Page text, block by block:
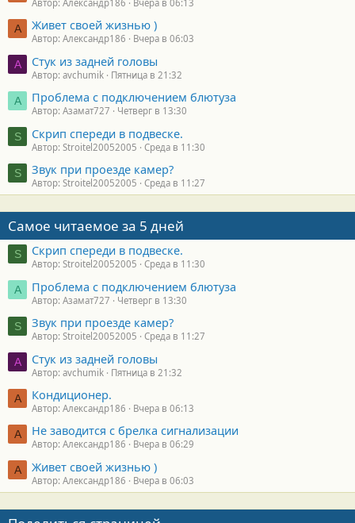
Автор: Александр186 Вчера в 06:13
А Живет своей жизнью )
Автор: Александр186 Вчера в 06:03
A Стук из задней головы
Автор: avchumik Пятница в 21:32
А Проблема с подключением блютуза
Автор: Азамат727 Четверг в 13:30
S Скрип спереди в подвеске.
Автор: Stroitel20052005 Среда в 11:30
S Звук при проезде камер?
Автор: Stroitel20052005 Среда в 11:27
Самое читаемое за 5 дней
S Скрип спереди в подвеске.
Автор: Stroitel20052005 Среда в 11:30
А Проблема с подключением блютуза
Автор: Азамат727 Четверг в 13:30
S Звук при проезде камер?
Автор: Stroitel20052005 Среда в 11:27
A Стук из задней головы
Автор: avchumik Пятница в 21:32
А Кондиционер.
Автор: Александр186 Вчера в 06:13
А Не заводится с брелка сигнализации
Автор: Александр186 Вчера в 06:29
А Живет своей жизнью )
Автор: Александр186 Вчера в 06:03